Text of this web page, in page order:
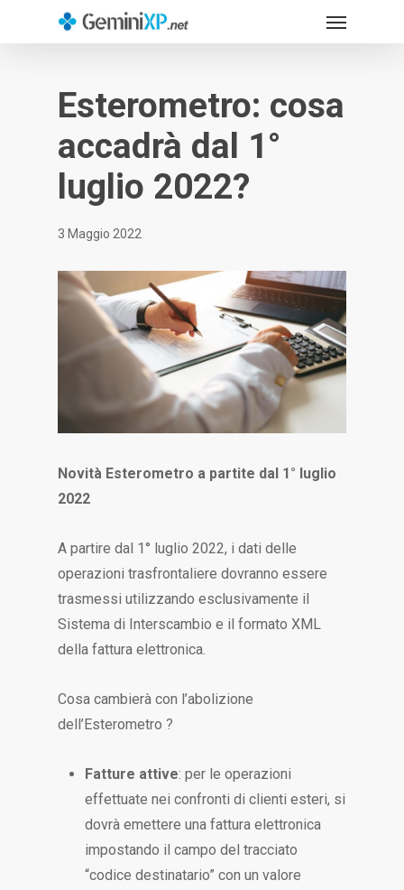
Esterometro: cosa
accadrà dal 1°
luglio 2022?
3 Maggio 2022
Novità Esterometro a partite dal 1° luglio
2022
A partire dal 1° luglio 2022, i dati delle
operazioni trasfrontaliere dovranno essere
trasmessi utilizzando esclusivamente il
Sistema di Interscambio e il formato XML
della fattura elettronica.
Cosa cambierà con l’abolizione
dell’Esterometro ?
Fatture attive: per le operazioni
effettuate nei confronti di clienti esteri, si
dovrà emettere una fattura elettronica
impostando il campo del tracciato
“codice destinatario” con un valore